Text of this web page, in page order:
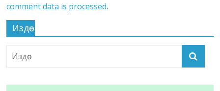
comment data is processed.
Издөө